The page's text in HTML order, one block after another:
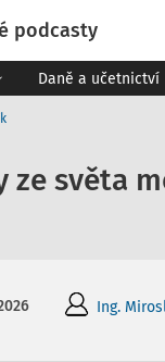
podcasty
Daně a učetnictví
ze světa
Ing.